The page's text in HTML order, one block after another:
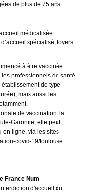
de plus de 75 ans :
médicalisée
spécialisé, foyers
à être vaccinée
professionnels de santé
de type
mais aussi les
de vaccination, la
Garonne, elle peut
en ligne, via les sites
covid-19/toulouse
France Num
d'accueil du